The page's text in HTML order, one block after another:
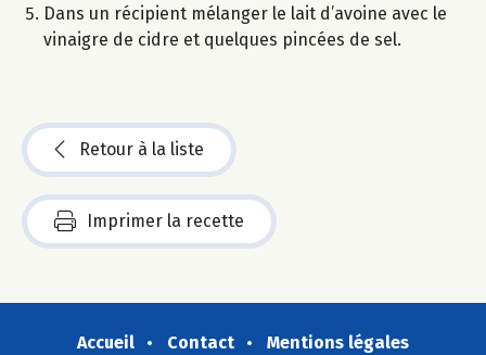
Dans un récipient mélanger le lait d’avoine avec le
vinaigre de cidre et quelques pincées de sel.
Retour à la liste
Imprimer la recette
Accueil Contact
Mentions légales